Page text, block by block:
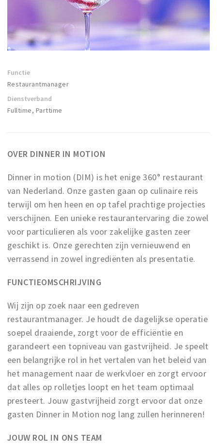
Werken
Aanbiedingen
Ook reclame maken?
Over Eindhovens Rondje
Inloggen
Functie
Restaurantmanager
Dienstverband
Fulltime, Parttime
OVER DINNER IN MOTION
Dinner in motion (DIM) is het enige 360° restaurant
van Nederland. Onze gasten gaan op culinaire reis
terwijl om hen heen en op tafel prachtige projecties
verschijnen. Een unieke restaurantervaring die zowel
voor particulieren als voor zakelijke gasten zeer
geschikt is. Onze gerechten zijn vernieuwend en
verrassend in zowel ingrediënten als presentatie.
FUNCTIEOMSCHRIJVING
Wij zijn op zoek naar een gedreven
restaurantmanager. Je houdt de dagelijkse operatie
soepel draaiende, zorgt voor de efficiëntie en
garandeert een topniveau van gastvrijheid. Je speelt
een belangrijke rol in het vertalen van het beleid van
het management naar de werkvloer en zorgt ervoor
dat alles op rolletjes loopt en het team optimaal
presteert. Jouw gastvrijheid zorgt ervoor dat onze
gasten Dinner in Motion nog lang zullen herinneren!
JOUW ROL IN ONS TEAM